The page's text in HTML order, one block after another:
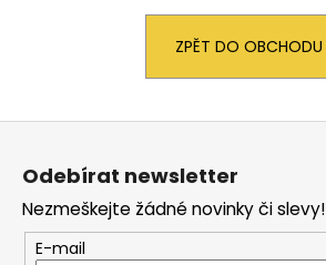
ZPĚT DO OBCHODU
u
j
e
m
Odebírat newsletter
Nezmeškejte žádné novinky či slevy!
E-mail